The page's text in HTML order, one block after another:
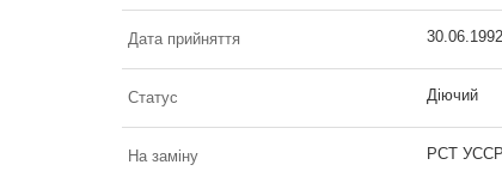
Дата прийняття 30.06.1992
Статус Діючий
На заміну РСТ